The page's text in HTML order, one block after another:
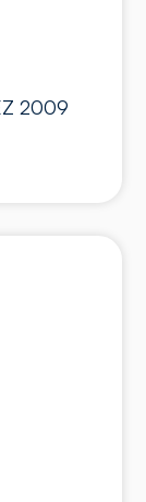
2009